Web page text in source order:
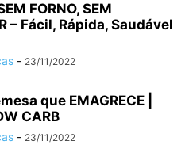
FORNO, SEM
– Fácil, Rápida, Saudável
- 23/11/2022
que EMAGRECE |
CARB
- 23/11/2022